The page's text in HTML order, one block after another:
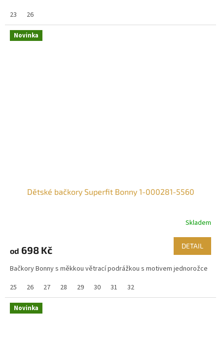
23
26
Novinka
Dětské bačkory Superfit Bonny 1-000281-5560
Skladem
od 698 Kč DETAIL
Bačkory Bonny s měkkou větrací podrážkou s motivem jednorožce
25
26 27 28 29 30 31 32
Novinka